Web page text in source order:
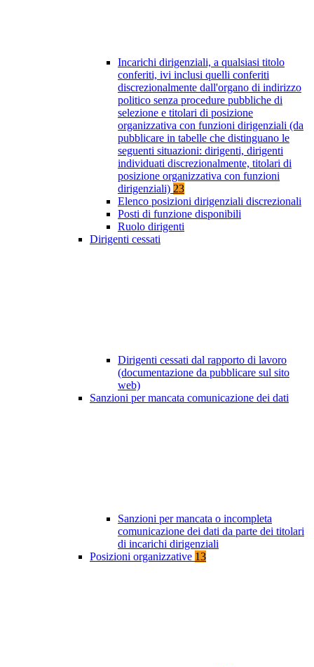
Incarichi dirigenziali, a qualsiasi titolo
conferiti, ivi inclusi quelli conferiti
discrezionalmente dall'organo di indirizzo
politico senza procedure pubbliche di
selezione e titolari di posizione
organizzativa con funzioni dirigenziali (da
pubblicare in tabelle che distinguano le
seguenti situazioni: dirigenti, dirigenti
individuati discrezionalmente, titolari di
posizione organizzativa con funzioni
dirigenziali) 23
Elenco posizioni dirigenziali discrezionali
Posti di funzione disponibili
Ruolo dirigenti
Dirigenti cessati
Dirigenti cessati dal rapporto di lavoro
(documentazione da pubblicare sul sito
web)
Sanzioni per mancata comunicazione dei dati
Sanzioni per mancata o incompleta
comunicazione dei dati da parte dei titolari
di incarichi dirigenziali
Posizioni organizzative 13